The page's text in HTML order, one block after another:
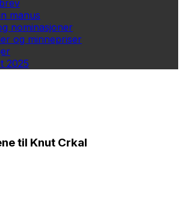
manus
nominasjoner
og minnepriser
2025
til Knut Crkal